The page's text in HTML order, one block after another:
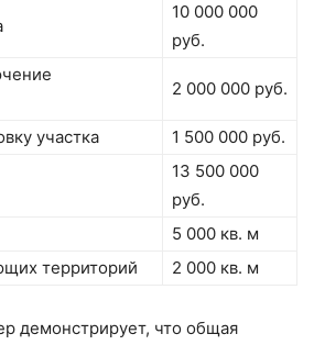
10 000 000
руб.
2 000 000 руб.
участка 1 500 000 руб.
13 500 000
руб.
5 000 кв. м
территорий
2 000 кв. м
демонстрирует, что общая